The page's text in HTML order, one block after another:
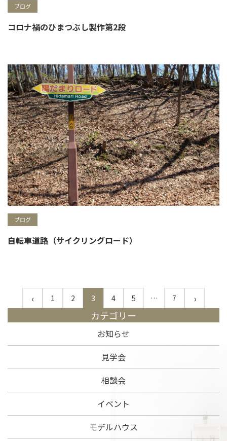
ブログ
コロナ禍のひまつぶし製作第2段
ブログ
自転車道路（サイクリングロード）
‹ 1 2 3 4 5 … 7
›
カテゴリー
お知らせ
見学会
相談会
イベント
モデルハウス